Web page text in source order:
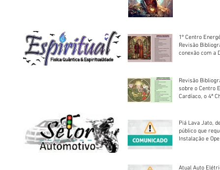
1º Centro
Revisão
conexão com a
Revisão
sobre o Centro
Cardíaco, o 4ª
Piá Lava Jato,
público que
Instalação e
Atual Auto